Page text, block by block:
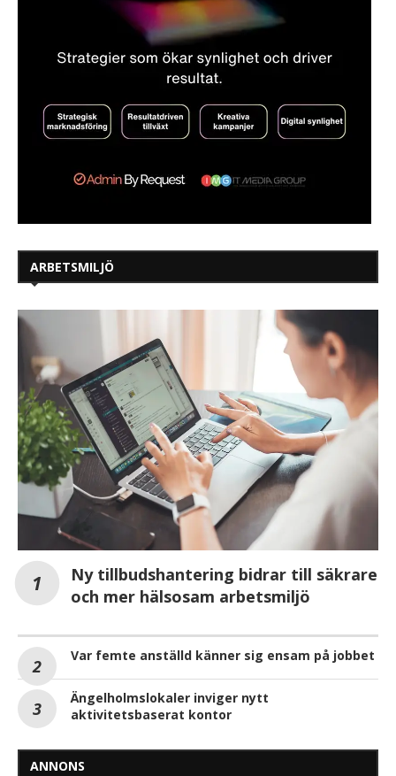
ARBETSMILJÖ
Ny tillbudshantering bidrar till säkrare
och mer hälsosam arbetsmiljö
Var femte anställd känner sig ensam på jobbet
Ängelholmslokaler inviger nytt
aktivitetsbaserat kontor
ANNONS